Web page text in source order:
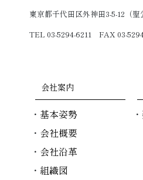
東京都千代田区外神田3-5-12（聖
TEL 03-5294-6211 FAX 03-
会社案内
基本姿勢
会社概要
会社沿革
組織図